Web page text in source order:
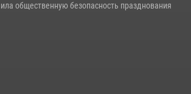
общественную безопасность празднования